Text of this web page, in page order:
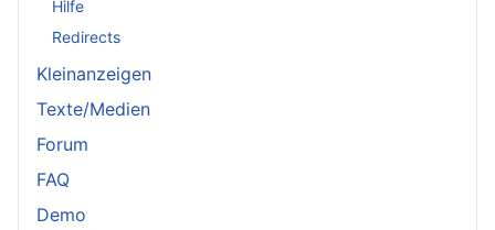
Hilfe
Redirects
Kleinanzeigen
Texte/Medien
Forum
FAQ
Demo